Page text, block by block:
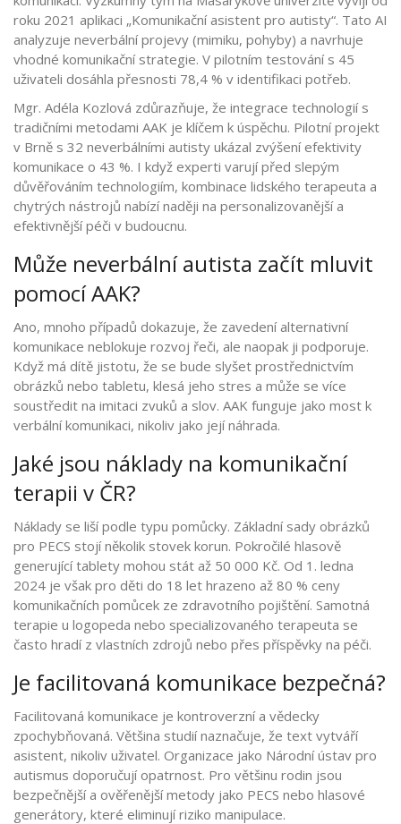
roku 2021 aplikaci „Komunikační asistent pro autisty“. Tato AI
analyzuje neverbální projevy (mimiku, pohyby) a navrhuje
vhodné komunikační strategie. V pilotním testování s 45
uživateli dosáhla přesnosti 78,4 % v identifikaci potřeb.
Mgr. Adéla Kozlová zdůrazňuje, že integrace technologií s
tradičními metodami AAK je klíčem k úspěchu. Pilotní projekt
v Brně s 32 neverbálními autisty ukázal zvýšení efektivity
komunikace o 43 %. I když experti varují před slepým
důvěřováním technologiím, kombinace lidského terapeuta a
chytrých nástrojů nabízí naději na personalizovanější a
efektivnější péči v budoucnu.
Může neverbální autista začít mluvit
pomocí AAK?
Ano, mnoho případů dokazuje, že zavedení alternativní
komunikace neblokuje rozvoj řeči, ale naopak ji podporuje.
Když má dítě jistotu, že se bude slyšet prostřednictvím
obrázků nebo tabletu, klesá jeho stres a může se více
soustředit na imitaci zvuků a slov. AAK funguje jako most k
verbální komunikaci, nikoliv jako její náhrada.
Jaké jsou náklady na komunikační
terapii v ČR?
Náklady se liší podle typu pomůcky. Základní sady obrázků
pro PECS stojí několik stovek korun. Pokročilé hlasově
generující tablety mohou stát až 50 000 Kč. Od 1. ledna
2024 je však pro děti do 18 let hrazeno až 80 % ceny
komunikačních pomůcek ze zdravotního pojištění. Samotná
terapie u logopeda nebo specializovaného terapeuta se
často hradí z vlastních zdrojů nebo přes příspěvky na péči.
Je facilitovaná komunikace bezpečná?
Facilitovaná komunikace je kontroverzní a vědecky
zpochybňovaná. Většina studií naznačuje, že text vytváří
asistent, nikoliv uživatel. Organizace jako Národní ústav pro
autismus doporučují opatrnost. Pro většinu rodin jsou
bezpečnější a ověřenější metody jako PECS nebo hlasové
generátory, které eliminují riziko manipulace.